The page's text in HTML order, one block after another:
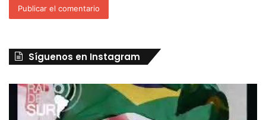
Síguenos en Instagram